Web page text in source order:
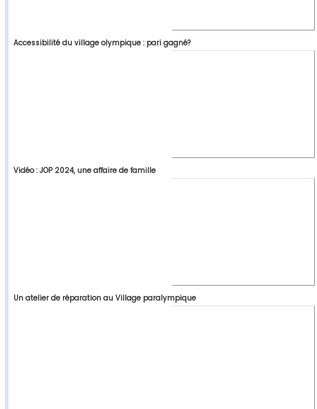
Accessibilité du village olympique : pari gagné?
Vidéo : JOP 2024, une affaire de famille
Un atelier de réparation au Village paralympique